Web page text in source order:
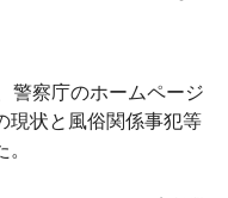
警察庁のホームページ
現状と風俗関係事犯等